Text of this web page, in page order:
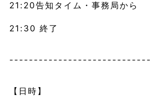
21:20告知タイム・事務局から
21:30 終了
【日時】